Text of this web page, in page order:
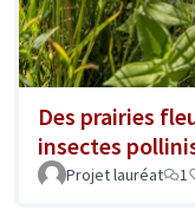
Des prairies
insectes
Projet lauréat 1